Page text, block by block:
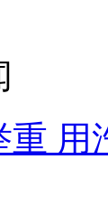
重 用